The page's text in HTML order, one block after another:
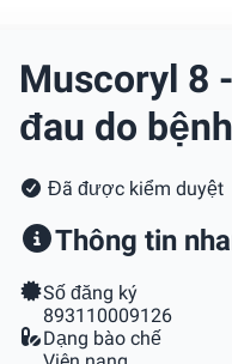
Muscoryl 8
đau do
Đã được kiểm duyệt
Thông tin
Số đăng ký
893110009126
Dạng bào chế